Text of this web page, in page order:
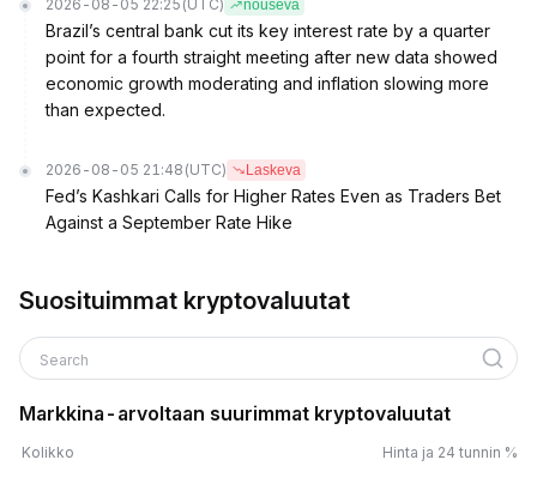
2026-08-05 22:25 (UTC) nouseva
Brazil’s central bank cut its key interest rate by a quarter
point for a fourth straight meeting after new data showed
economic growth moderating and inflation slowing more
than expected.
2026-08-05 21:48 (UTC) Laskeva
Fed’s Kashkari Calls for Higher Rates Even as Traders Bet
Against a September Rate Hike
Suosituimmat kryptovaluutat
Search
Markkina-arvoltaan suurimmat kryptovaluutat
Kolikko Hinta ja 24 tunnin %